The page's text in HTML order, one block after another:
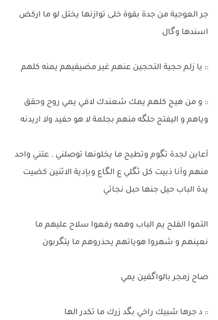
جر العوجية من جدة بقوة خلى توازنها يختل لو ما اركض
اسندها وگال
:: يا زلم حجية التحجين عنهم غير مضيفيهم يمنه كلهم
:: و من هيج كلهم يمك شعندك لافي يمي روح وحقق
وياهم و اليفتح حلگه منهم بجلمة لا هو حفيد ولا اريدنه
​أعاين لجدة تگوم وتطيح ما يخلونها توصلني . عتني واحد
منهم وأنا ذبيت كل ثگلي ع الگاع وبإدية الاثنين كضيت
يدة الباب حيل جنها حبل نجاتي
التموا الفلح يم الباب وهمه رفعوا سلاح عليهم ما
نعينهم و شهروا هوياتهم يحذروهم ما يتگربون
​صاح زمجر بالواگفين يمي
:: د جرها شبيك راخي بگد زرك ما تكدر الها